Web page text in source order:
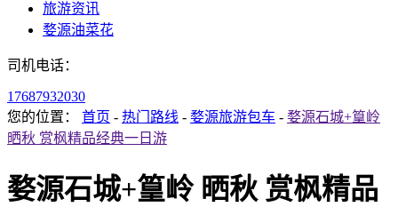
旅游资讯
婺源油菜花
司机电话：
17687932030
您的位置： 首页 - 热门路线 - 婺源旅游包车 - 婺源石城+篁岭
晒秋 赏枫精品经典一日游
婺源石城+篁岭 晒秋 赏枫精品